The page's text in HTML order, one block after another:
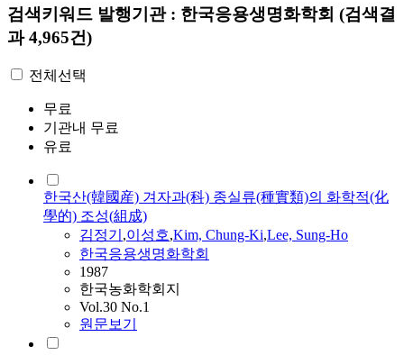
검색키워드 발행기관 : 한국응용생명화학회 (검색결
과 4,965건)
전체선택
무료
기관내 무료
유료
한국산(韓國産) 겨자과(科) 종실류(種實類)의 화학적(化
學的) 조성(組成)
김정기 ,이성호,Kim, Chung-Ki,Lee, Sung-Ho
한국응용생명화학회
1987
한국농화학회지
Vol.30 No.1
원문보기